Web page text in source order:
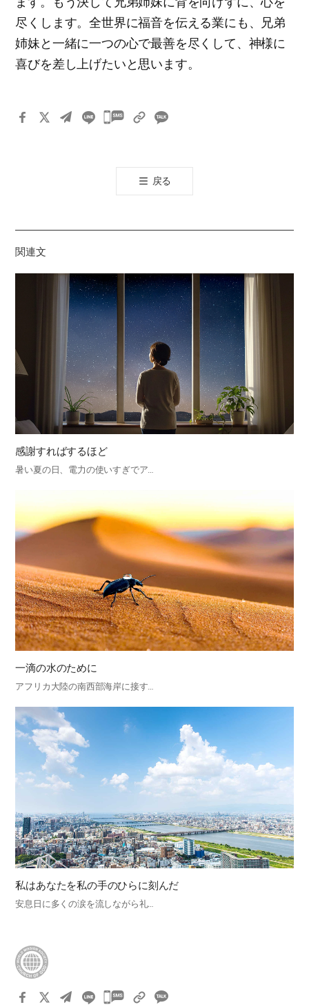
尽くします。全世界に福音を伝える業にも、兄弟
姉妹と一緒に一つの心で最善を尽くして、神様に
喜びを差し上げたいと思います。
카
톡
공
기
戻る
関連文
感謝すればするほど
暑い夏の日、電力の使いすぎでア…
一滴の水のために
アフリカ大陸の南西部海岸に接す…
私はあなたを私の手のひらに刻んだ
安息日に多くの涙を流しながら礼…
카